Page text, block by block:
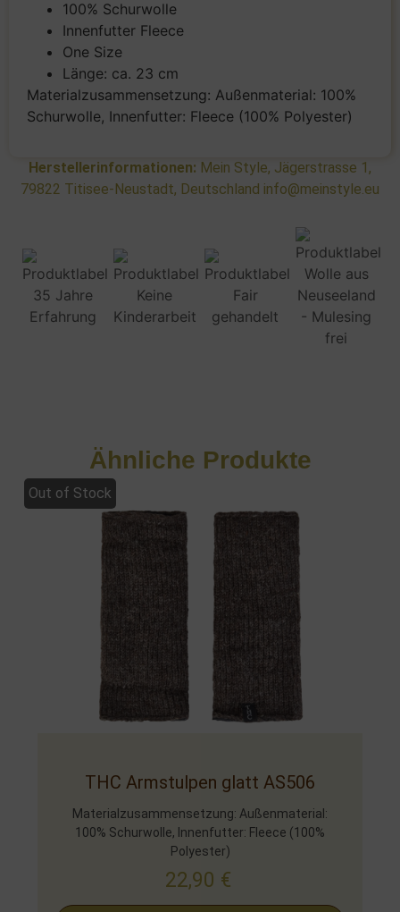
100% Schurwolle
Innenfutter Fleece
One Size
Länge: ca. 23 cm
Materialzusammensetzung: Außenmaterial: 100%
Schurwolle, Innenfutter: Fleece (100% Polyester)
Herstellerinformationen: Mein Style, Jägerstrasse 1,
79822 Titisee-Neustadt, Deutschland info@meinstyle.eu
Ähnliche Produkte
Out of Stock
THC Armstulpen glatt AS506
Materialzusammensetzung: Außenmaterial:
100% Schurwolle, Innenfutter: Fleece (100%
Polyester)
22,90 €